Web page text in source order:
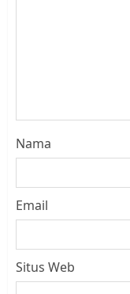
Nama
Email
Situs Web